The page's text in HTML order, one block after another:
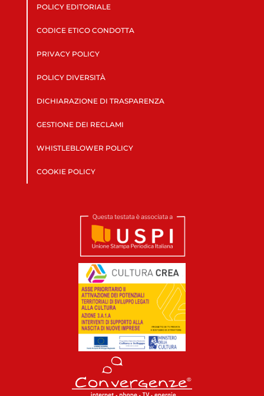
POLICY EDITORIALE
CODICE ETICO CONDOTTA
PRIVACY POLICY
POLICY DIVERSITÀ
DICHIARAZIONE DI TRASPARENZA
GESTIONE DEI RECLAMI
WHISTLEBLOWER POLICY
COOKIE POLICY